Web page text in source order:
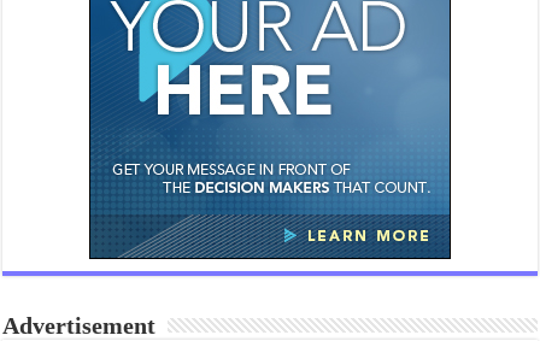
Advertisement